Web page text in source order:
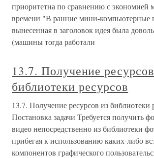
приоритетна по сравнению с экономией
времени "В ранние мини-компьютерные
вынесенная в заголовок идея была
(машины тогда работали
13.7. Получение
библиотеки ресурсов
13.7. Получение ресурсов из библиотеки
Постановка задачи Требуется получить
видео непосредственно из библиотеки
прибегая к использованию каких-либо
компонентов графического